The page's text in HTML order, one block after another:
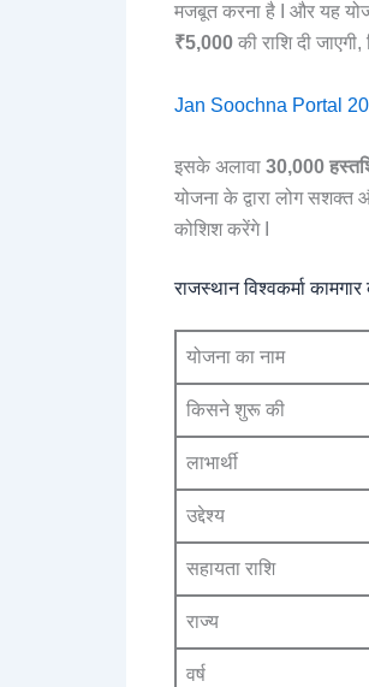
मजबूत करना है I और यह
₹5,000की राशि दी
Jan Soochna Portal
इसके अलावा30,000
योजना के द्वारा लोग
कोशिश करेंगे I
राजस्थान विश्वकर्मा
योजना का नाम
किसने शुरू की
लाभार्थी
उद्देश्य
सहायता राशि
राज्य
वर्ष